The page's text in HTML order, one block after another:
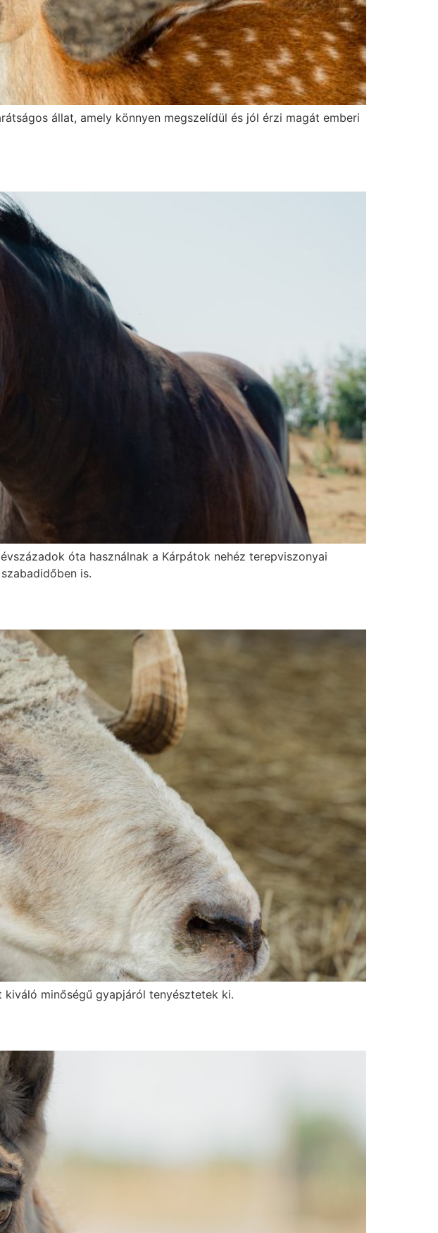
állat, amely könnyen megszelídül és jól érzi magát emberi
óta használnak a Kárpátok nehéz terepviszonyai
is.
minőségű gyapjáról tenyésztetek ki.